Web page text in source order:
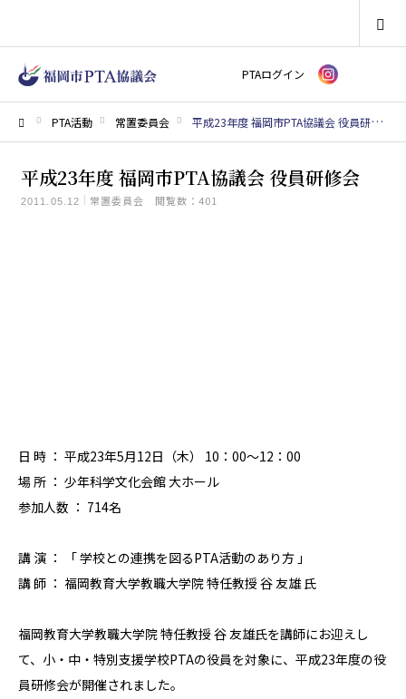
PTAログイン
PTA活動 常置委員会 平成23年度 福岡市PTA協議会 役員研修会
平成23年度 福岡市PTA協議会 役員研修会
2011.05.12 常置委員会 閲覧数：401
日 時 ： 平成23年5月12日（木） 10：00～12：00
場 所 ： 少年科学文化会館 大ホール
参加人数 ： 714名
講 演 ： 「 学校との連携を図るPTA活動のあり方 」
講 師 ： 福岡教育大学教職大学院 特任教授 谷 友雄 氏
福岡教育大学教職大学院 特任教授 谷 友雄氏を講師にお迎えし
て、小・中・特別支援学校PTAの役員を対象に、平成23年度の役
員研修会が開催されました。